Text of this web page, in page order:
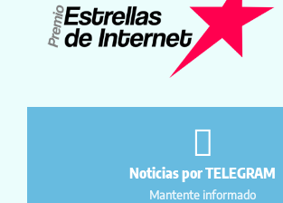
Noticias por TELEGRAM
Mantente informado